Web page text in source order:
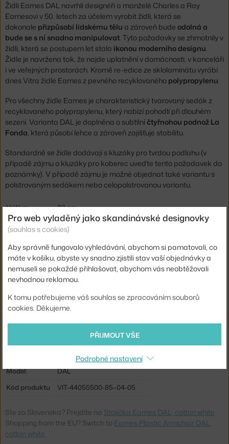
Židli Eames DAL navrhli designéři a manželé Charles a Ray
Eamesovi v 50. letech za účelem vyrobit židli, která se
dokonale přizpůsobí lidskému tělu a zároveň bude odolná a
bude se s ní snadno manipulovat. Tyto požadavky se zhmotnily v
židli, která se postupem let stala ikonou moderního designu.
Židle je navržena tak, že najde uplatnění v domácnosti, v kanceláři
i ve veřejných prostorách. Kromě re-edice ze sklolaminátu vyrábí
dnes Vitra židle Eames z pevného recyklovaného polypropylenu.
Pro všechny židle Eames je charakteristický tvarovaný sedák z
recyklovaného polypropylenu, který nabízí pohodlí při dlouhém
sezení. Varianta DAL je doplněna o subtilníčtyřnohou podnož La
Fonda, která působí lehce a zároveň zajišťuje stabilitu.
Standardně se židle dodávají s kluzáky pro tvrdou podlahu (v
případě zájmu o kluzáky pro koberec uveďte tento požadavek do
poznámky). V případě zájmu je možné objednat také variantu s
polstrovaným sedákem nebo celopolstrovanou variantu.
Výška:
83 cm
Výška sedáku: 43 cm
Šířka:
63 cm
Područky:
s područkami
Materiál:
polypropylen, lakovaný hliník
Stohovatelné:
ne
Model:
DAL
Kód produktu
VIT-44055500-85–04-05
Ste zo Slovenska? Prejdite na Stolička Eames DAL, cotton white
Shopping from the EU? Switch to Eames Plastic Armchair DAL,
cotton white
Pro web vyladěný jako skandinávské designovky
(souhlas s cookies)
Aby správně fungovalo vyhledávání, abychom si pamatovali, co
máte v košíku, abyste vy snadno zjistili stav vaší objednávky a
nemuseli se pokaždé přihlašovat, abychom vás neobtěžovali
nevhodnou reklamou.
K tomu potřebujeme váš souhlas se zpracováním souborů
cookies. Děkujeme.
PŘIJMOUT VŠE
Podrobné nastavení